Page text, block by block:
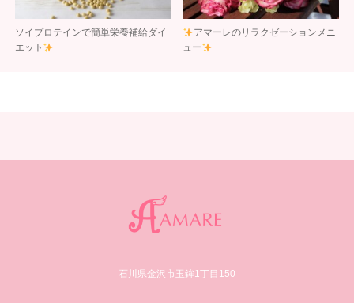
ソイプロテインで簡単栄養補給ダイ
エット
アマーレのリラクゼーションメニ
ュー
石川県金沢市玉鉾1丁目150